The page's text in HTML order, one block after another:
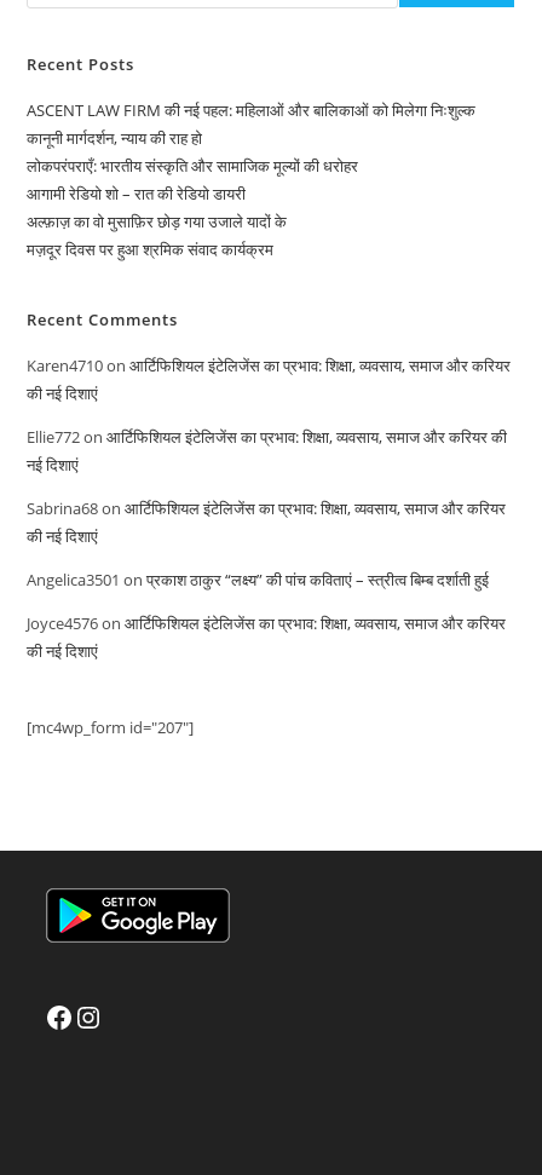
Recent Posts
ASCENT LAW FIRM की नई पहल: महिलाओं और बालिकाओं को मिलेगा निःशुल्क
कानूनी मार्गदर्शन, न्याय की राह हो
लोकपरंपराएँ: भारतीय संस्कृति और सामाजिक मूल्यों की धरोहर
आगामी रेडियो शो – रात की रेडियो डायरी
अल्फ़ाज़ का वो मुसाफ़िर छोड़ गया उजाले यादों के
मज़दूर दिवस पर हुआ श्रमिक संवाद कार्यक्रम
Recent Comments
Karen4710onआर्टिफिशियल इंटेलिजेंस का प्रभाव: शिक्षा, व्यवसाय, समाज और करियर
की नई दिशाएं
Ellie772onआर्टिफिशियल इंटेलिजेंस का प्रभाव: शिक्षा, व्यवसाय, समाज और करियर की
नई दिशाएं
Sabrina68onआर्टिफिशियल इंटेलिजेंस का प्रभाव: शिक्षा, व्यवसाय, समाज और करियर
की नई दिशाएं
Angelica3501 onप्रकाश ठाकुर “लक्ष्य” की पांच कविताएं – स्त्रीत्व बिम्ब दर्शाती हुई
Joyce4576onआर्टिफिशियल इंटेलिजेंस का प्रभाव: शिक्षा, व्यवसाय, समाज और करियर
की नई दिशाएं
[mc4wp_form id="207"]
FacebookInstagram